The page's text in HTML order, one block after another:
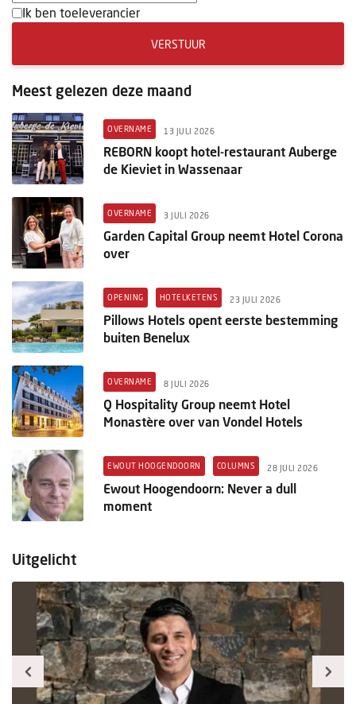
Ik ben toeleverancier
VERSTUUR
Meest gelezen deze maand
OVERNAME 13 JULI 2026
REBORN koopt hotel-restaurant Auberge
de Kieviet in Wassenaar
OVERNAME 3 JULI 2026
Garden Capital Group neemt Hotel Corona
over
OPENING HOTELKETENS 23 JULI 2026
Pillows Hotels opent eerste bestemming
buiten Benelux
OVERNAME 8 JULI 2026
Q Hospitality Group neemt Hotel
Monastère over van Vondel Hotels
EWOUT HOOGENDOORN COLUMNS 28 JULI 2026
Ewout Hoogendoorn: Never a dull
moment
Uitgelicht